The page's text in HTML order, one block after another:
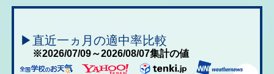
▶直近一ヵ月の適中率比較
※2026/07/09～2026/08/07集計の値